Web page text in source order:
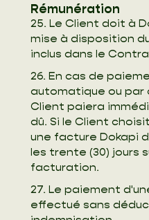
Rémunération
25. Le Client doit à
mise à disposition
inclus dans le
26. En cas de
automatique ou par
Client paiera
dû. Si le Client
une facture Dokapi
les trente (30) jours
facturation.
27. Le paiement
effectué sans